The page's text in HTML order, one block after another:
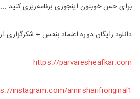
برای حس خوبتون اینجوری برنامه‌ریزی کنید ...
دانلود رایگان دوره اعتماد بنفس + شکرگزاری
https://parvaresheafkar.com
instagram.com/amirsharifioriginal1